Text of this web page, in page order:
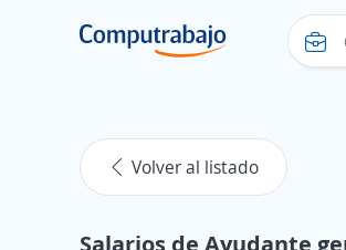
Volver al listado
Salarios de Ayudante